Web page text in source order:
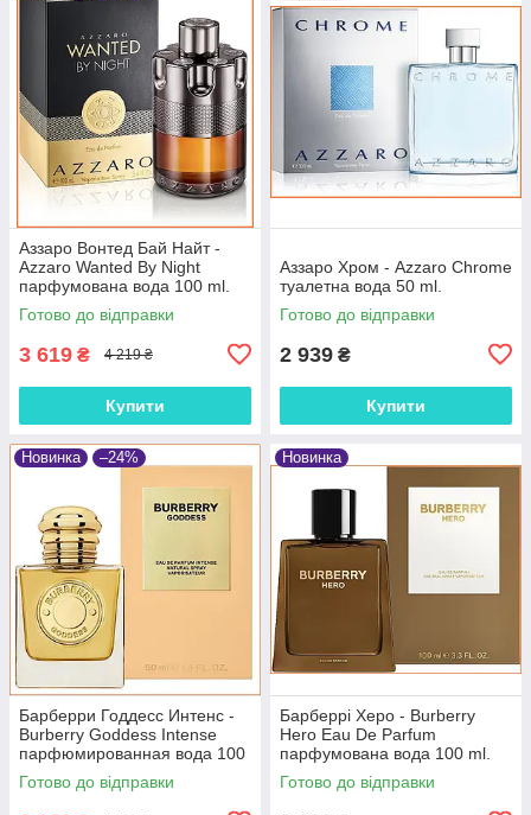
Аззаро Вонтед Бай Найт -
Azzaro Wanted By Night
парфумована вода 100 ml.
Готово до відправки
3 619 ₴ 4 219 ₴
Купити
Аззаро Хром - Azzaro Chrome
туалетна вода 50 ml.
Готово до відправки
2 939 ₴
Купити
Новинка –24%
Барберри Годдесс Интенс -
Burberry Goddess Intense
парфюмированная вода 100
ml.
Готово до відправки
Новинка
Барберрі Херо - Burberry
Hero Eau De Parfum
парфумована вода 100 ml.
Готово до відправки